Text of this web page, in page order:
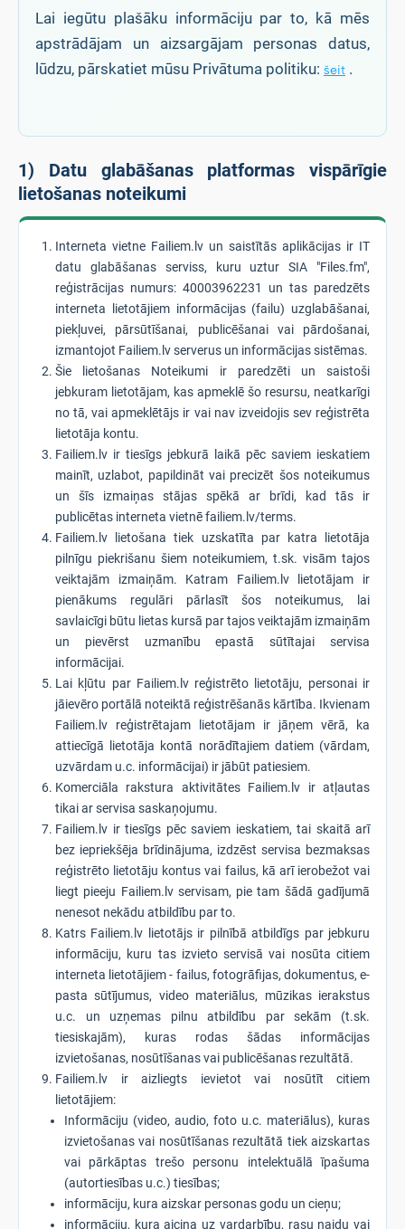
Lai iegūtu plašāku informāciju par to, kā mēs
apstrādājam un aizsargājam personas datus,
lūdzu, pārskatiet mūsu Privātuma politiku: šeit .
1) Datu glabāšanas platformas vispārīgie
lietošanas noteikumi
Interneta vietne Failiem.lv un saistītās aplikācijas ir IT
datu glabāšanas serviss, kuru uztur SIA "Files.fm",
reģistrācijas numurs: 40003962231 un tas paredzēts
interneta lietotājiem informācijas (failu) uzglabāšanai,
piekļuvei, pārsūtīšanai, publicēšanai vai pārdošanai,
izmantojot Failiem.lv serverus un informācijas sistēmas.
Šie lietošanas Noteikumi ir paredzēti un saistoši
jebkuram lietotājam, kas apmeklē šo resursu, neatkarīgi
no tā, vai apmeklētājs ir vai nav izveidojis sev reģistrēta
lietotāja kontu.
Failiem.lv ir tiesīgs jebkurā laikā pēc saviem ieskatiem
mainīt, uzlabot, papildināt vai precizēt šos noteikumus
un šīs izmaiņas stājas spēkā ar brīdi, kad tās ir
publicētas interneta vietnē failiem.lv/terms.
Failiem.lv lietošana tiek uzskatīta par katra lietotāja
pilnīgu piekrišanu šiem noteikumiem, t.sk. visām tajos
veiktajām izmaiņām. Katram Failiem.lv lietotājam ir
pienākums regulāri pārlasīt šos noteikumus, lai
savlaicīgi būtu lietas kursā par tajos veiktajām izmaiņām
un pievērst uzmanību epastā sūtītajai servisa
informācijai.
Lai kļūtu par Failiem.lv reģistrēto lietotāju, personai ir
jāievēro portālā noteiktā reģistrēšanās kārtība. Ikvienam
Failiem.lv reģistrētajam lietotājam ir jāņem vērā, ka
attiecīgā lietotāja kontā norādītajiem datiem (vārdam,
uzvārdam u.c. informācijai) ir jābūt patiesiem.
Komerciāla rakstura aktivitātes Failiem.lv ir atļautas
tikai ar servisa saskaņojumu.
Failiem.lv ir tiesīgs pēc saviem ieskatiem, tai skaitā arī
bez iepriekšēja brīdinājuma, izdzēst servisa bezmaksas
reģistrēto lietotāju kontus vai failus, kā arī ierobežot vai
liegt pieeju Failiem.lv servisam, pie tam šādā gadījumā
nenesot nekādu atbildību par to.
Katrs Failiem.lv lietotājs ir pilnībā atbildīgs par jebkuru
informāciju, kuru tas izvieto servisā vai nosūta citiem
interneta lietotājiem - failus, fotogrāfijas, dokumentus, e-
pasta sūtījumus, video materiālus, mūzikas ierakstus
u.c. un uzņemas pilnu atbildību par sekām (t.sk.
tiesiskajām), kuras rodas šādas informācijas
izvietošanas, nosūtīšanas vai publicēšanas rezultātā.
Failiem.lv ir aizliegts ievietot vai nosūtīt citiem
lietotājiem:
Informāciju (video, audio, foto u.c. materiālus), kuras
izvietošanas vai nosūtīšanas rezultātā tiek aizskartas
vai pārkāptas trešo personu intelektuālā īpašuma
(autortiesības u.c.) tiesības;
informāciju, kura aizskar personas godu un cieņu;
informāciju, kura aicina uz vardarbību, rasu naidu vai